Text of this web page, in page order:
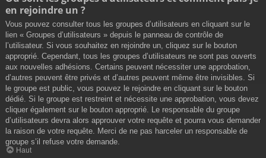
en rejoindre un ?
Vous pouvez consulter tous les groupes d’utilisateurs en cliquant sur le
lien « Groupes d’utilisateurs » depuis le panneau de contrôle de
l’utilisateur. Si vous souhaitez en rejoindre un, cliquez sur le bouton
approprié. Cependant, tous les groupes d’utilisateurs ne sont pas ouverts
aux nouvelles adhésions. Certains peuvent nécessiter une approbation,
d’autres peuvent être privés et d’autres peuvent même être invisibles. Si
le groupe est public, vous pouvez le rejoindre en cliquant sur le bouton
dédié. Si le groupe est restreint et nécessite une approbation, vous devez
cliquer également sur le bouton approprié. Le responsable du groupe
d’utilisateurs devra alors approuver votre requête et pourra vous demander
la raison de votre requête. Merci de ne pas harceler un responsable de
groupe s’il refuse votre demande.
Haut